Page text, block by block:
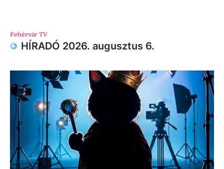
Fehérvár TV
HÍRADÓ 2026. augusztus 6.